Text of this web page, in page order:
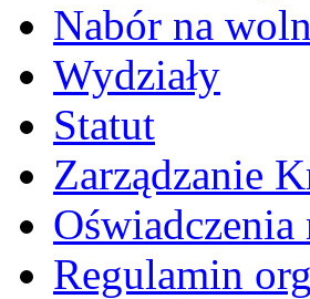
Nabór na
Wydziały
Statut
Zarządzanie
Regulamin